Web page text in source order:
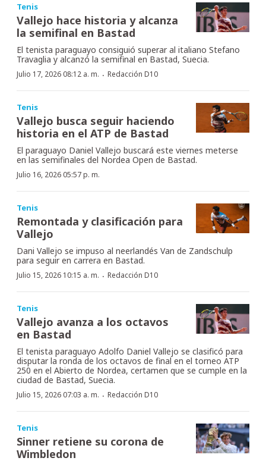
Tenis
Vallejo hace historia y alcanza
la semifinal en Bastad
El tenista paraguayo consiguió superar al italiano Stefano
Travaglia y alcanzó la semifinal en Bastad, Suecia.
Julio 17, 2026 08:12 a. m. · Redacción D10
Tenis
Vallejo busca seguir haciendo
historia en el ATP de Bastad
El paraguayo Daniel Vallejo buscará este viernes meterse
en las semifinales del Nordea Open de Bastad.
Julio 16, 2026 05:57 p. m.
Tenis
Remontada y clasificación para
Vallejo
Dani Vallejo se impuso al neerlandés Van de Zandschulp
para seguir en carrera en Bastad.
Julio 15, 2026 10:15 a. m. · Redacción D10
Tenis
Vallejo avanza a los octavos
en Bastad
El tenista paraguayo Adolfo Daniel Vallejo se clasificó para
disputar la ronda de los octavos de final en el torneo ATP
250 en el Abierto de Nordea, certamen que se cumple en la
ciudad de Bastad, Suecia.
Julio 15, 2026 07:03 a. m. · Redacción D10
Tenis
Sinner retiene su corona de
Wimbledon